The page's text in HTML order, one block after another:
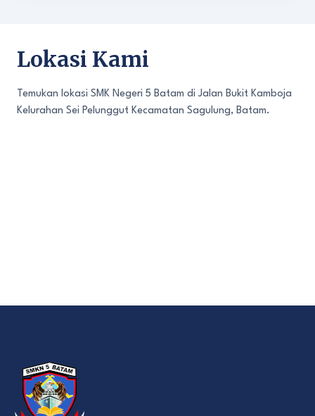
Lokasi Kami
Temukan lokasi SMK Negeri 5 Batam di Jalan Bukit Kamboja
Kelurahan Sei Pelunggut Kecamatan Sagulung, Batam.